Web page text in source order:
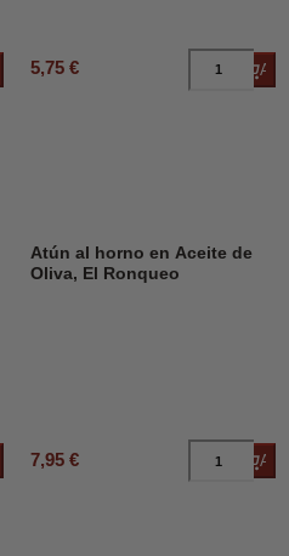
al carrito
5,75 €
al carrito
Atún al horno en Aceite de
Oliva, El Ronqueo
7,95 €